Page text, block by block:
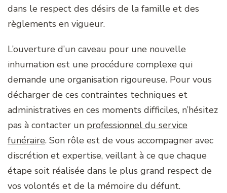
dans le respect des désirs de la famille et des
règlements en vigueur.
L’ouverture d’un caveau pour une nouvelle
inhumation est une procédure complexe qui
demande une organisation rigoureuse. Pour vous
décharger de ces contraintes techniques et
administratives en ces moments difficiles, n’hésitez
pas à contacter un professionnel du service
funéraire. Son rôle est de vous accompagner avec
discrétion et expertise, veillant à ce que chaque
étape soit réalisée dans le plus grand respect de
vos volontés et de la mémoire du défunt.